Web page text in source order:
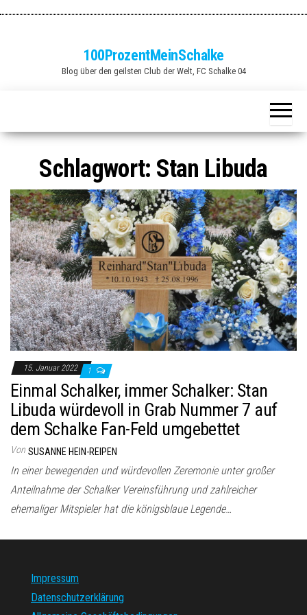
100ProzentMeinSchalke
Blog über den geilsten Club der Welt, FC Schalke 04
Schlagwort: Stan Libuda
15. Januar 2022 1
Einmal Schalker, immer Schalker: Stan
Libuda würdevoll in Grab Nummer 7 auf
dem Schalke Fan-Feld umgebettet
Von SUSANNE HEIN-REIPEN
In einer bewegenden und würdevollen Zeremonie unter großer
Anteilnahme der Schalker Vereinsführung und zahlreicher
ehemaliger Mitspieler hat die königsblaue Legende…
Impressum
Datenschutzerklärung